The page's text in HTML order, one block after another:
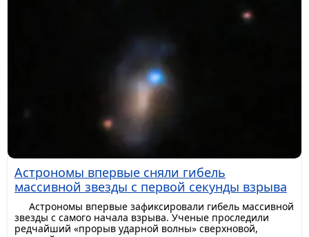
Астрономы впервые сняли гибель
массивной звезды с первой секунды взрыва
Астрономы впервые зафиксировали гибель массивной
звезды с самого начала взрыва. Ученые проследили
редчайший «прорыв ударной волны» сверхновой,